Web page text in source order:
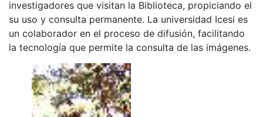
investigadores que visitan la Biblioteca, propiciando el
su uso y consulta permanente. La universidad Icesi es
un colaborador en el proceso de difusión, facilitando
la tecnología que permite la consulta de las imágenes.